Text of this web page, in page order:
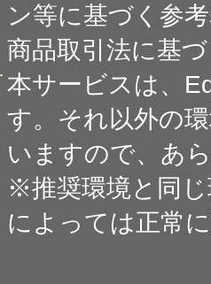
ン等に基づく参
商品取引法に基
本サービスは、
す。それ以外の
いますので、あ
※推奨環境と同
によっては正常